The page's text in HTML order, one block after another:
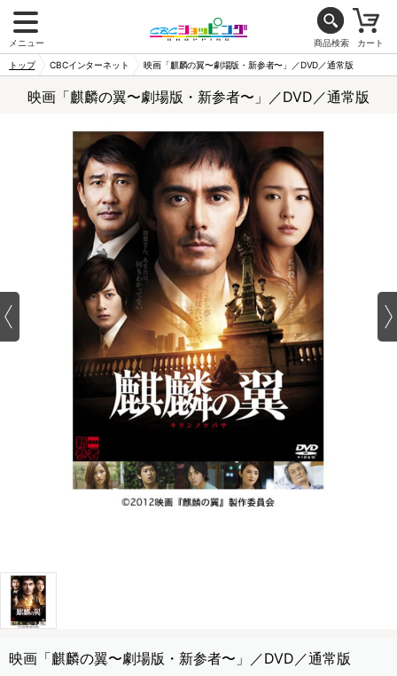
メニュー 商品検索 カート
トップ CBCインターネット 映画「麒麟の翼〜劇場版・新参者〜」／DVD／通常版
映画「麒麟の翼〜劇場版・新参者〜」／DVD／通常版
映画「麒麟の翼〜劇場版・新参者〜」／DVD／通常版